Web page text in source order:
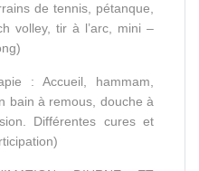
de tennis, pétanque,
volley, tir à l’arc, mini –
: Accueil, hammam,
bain à remous, douche à
Différentes cures et